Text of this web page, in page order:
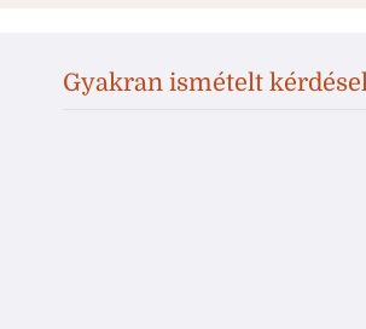
Gyakran ismételt